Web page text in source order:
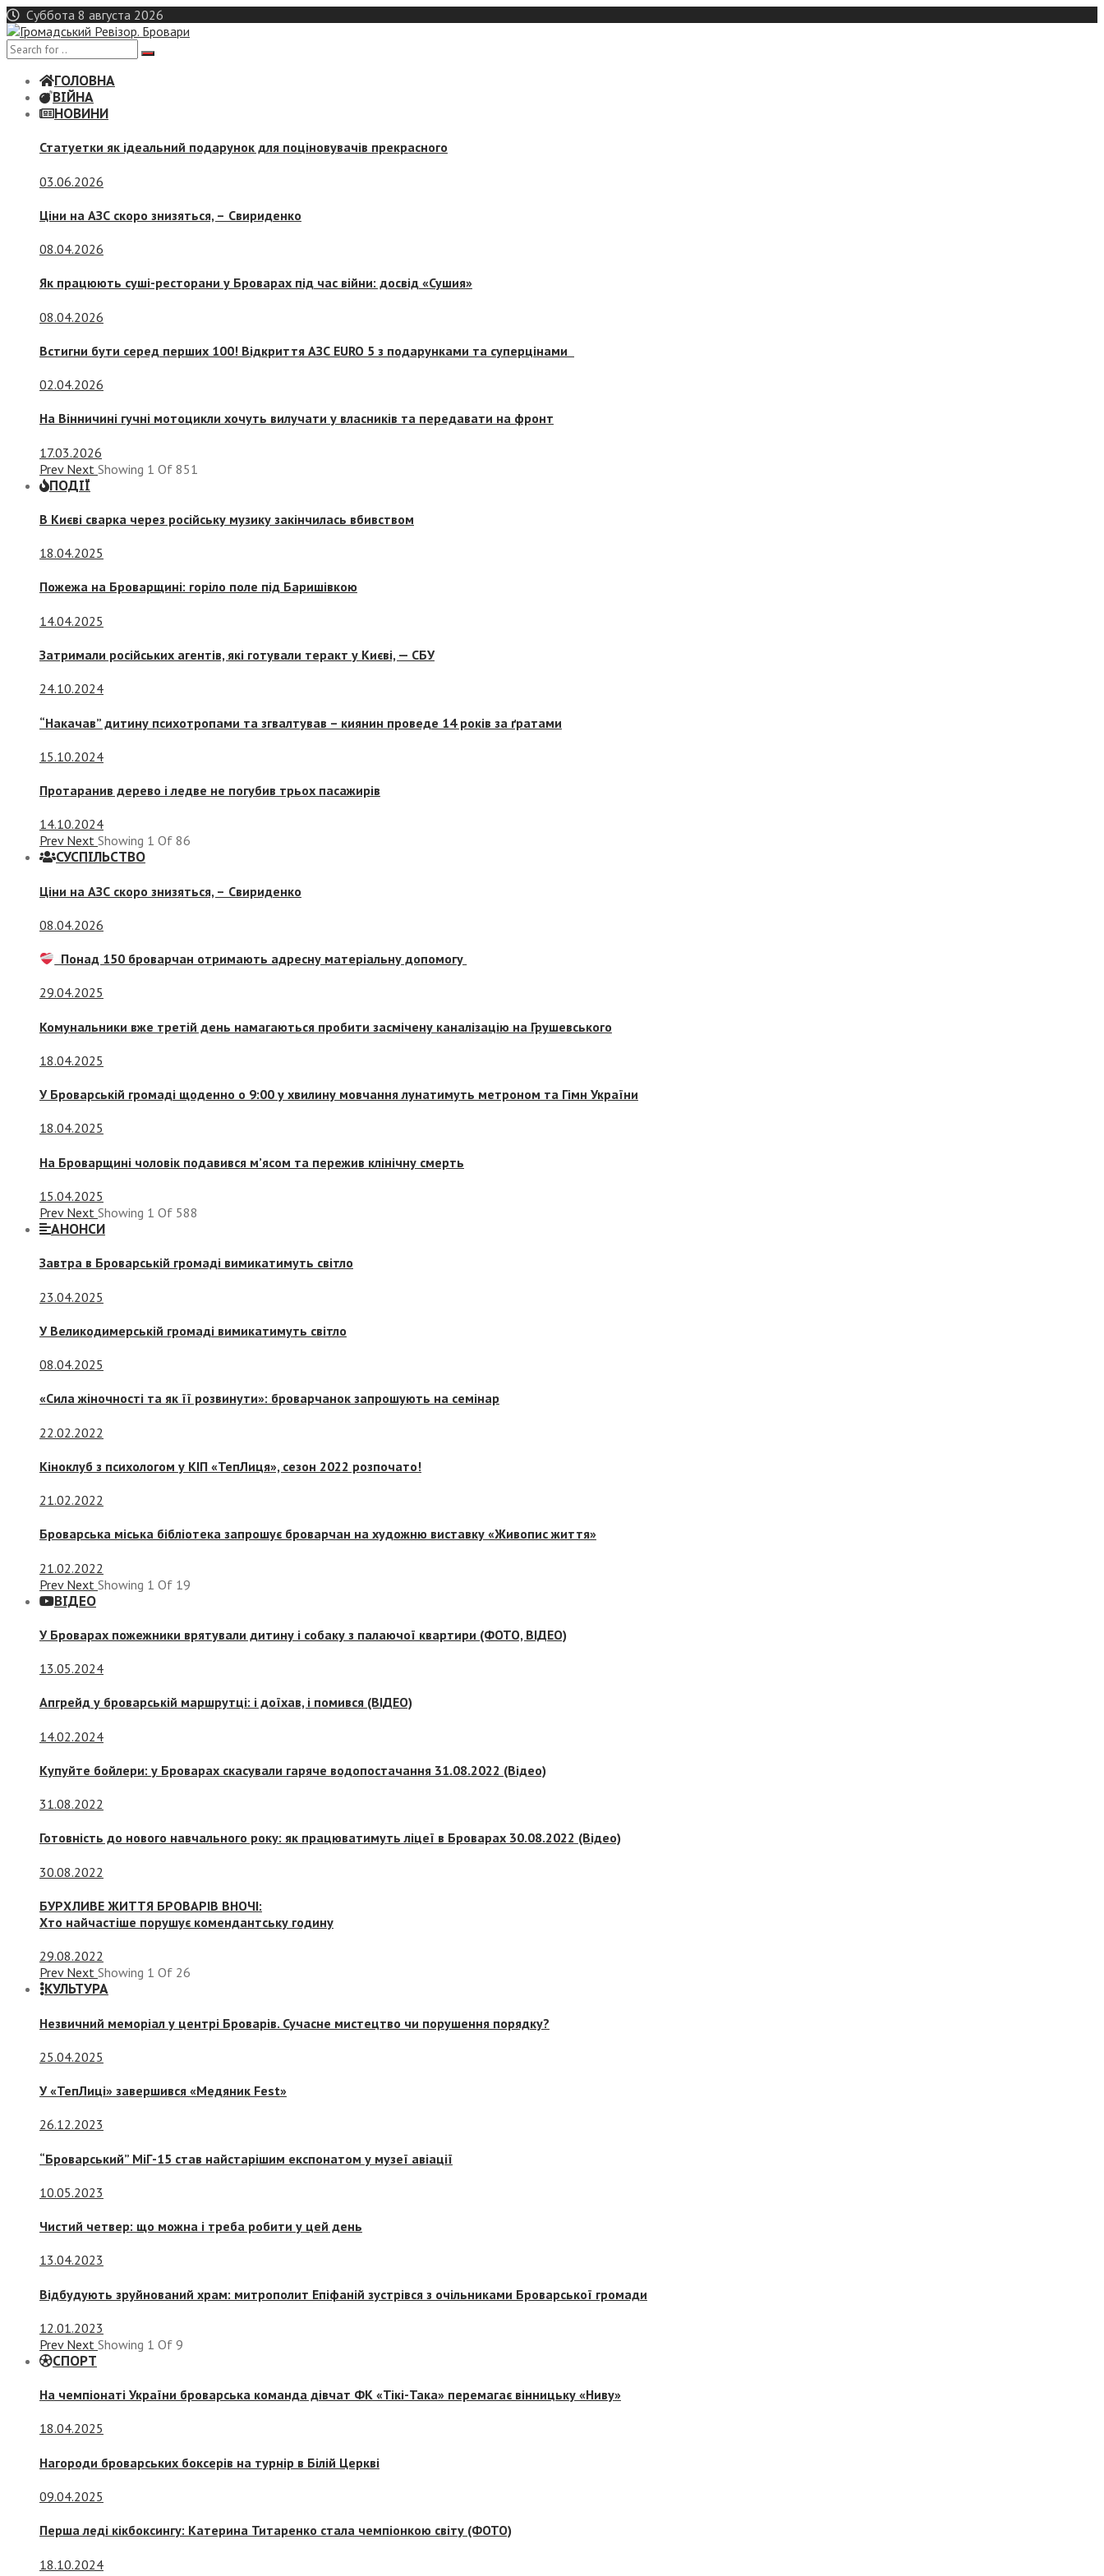
Skip
to
content
Суббота 8 августа 2026
ГОЛОВНА
ВІЙНА
НОВИНИ
Статуетки як ідеальний подарунок для поціновувачів прекрасного
03.06.2026
Ціни на АЗС скоро знизяться, – Свириденко
08.04.2026
Як працюють суші-ресторани у Броварах під час війни: досвід «Сушия»
08.04.2026
Встигни бути серед перших 100! Відкриття АЗС EURO 5 з подарунками та суперцінами
02.04.2026
На Вінничині гучні мотоцикли хочуть вилучати у власників та передавати на фронт
17.03.2026
Prev Next Showing 1 Of 851
ПОДІЇ
В Києві сварка через російську музику закінчилась вбивством
18.04.2025
Пожежа на Броварщині: горіло поле під Баришівкою
14.04.2025
Затримали російських агентів, які готували теракт у Києві, — СБУ
24.10.2024
“Накачав” дитину психотропами та згвалтував – киянин проведе 14 років за ґратами
15.10.2024
Протаранив дерево і ледве не погубив трьох пасажирів
14.10.2024
Prev Next Showing 1 Of 86
СУСПIЛЬСТВО
Ціни на АЗС скоро знизяться, – Свириденко
08.04.2026
Понад 150 броварчан отримають адресну матеріальну допомогу
29.04.2025
Комунальники вже третій день намагаються пробити засмічену каналізацію на Грушевського
18.04.2025
У Броварській громаді щоденно о 9:00 у хвилину мовчання лунатимуть метроном та Гімн України
18.04.2025
На Броварщині чоловік подавився м’ясом та пережив клінічну смерть
15.04.2025
Prev Next Showing 1 Of 588
АНОНСИ
Завтра в Броварській громаді вимикатимуть світло
23.04.2025
У Великодимерській громаді вимикатимуть світло
08.04.2025
«Сила жіночності та як її розвинути»: броварчанок запрошують на семінар
22.02.2022
Кіноклуб з психологом у КІП «ТепЛиця», сезон 2022 розпочато!
21.02.2022
Броварська міська бібліотека запрошує броварчан на художню виставку «Живопис життя»
21.02.2022
Prev Next Showing 1 Of 19
ВІДЕО
У Броварах пожежники врятували дитину і собаку з палаючої квартири (ФОТО, ВІДЕО)
13.05.2024
Апгрейд у броварській маршрутці: і доїхав, і помився (ВІДЕО)
14.02.2024
Купуйте бойлери: у Броварах скасували гаряче водопостачання 31.08.2022 (Відео)
31.08.2022
Готовність до нового навчального року: як працюватимуть ліцеї в Броварах 30.08.2022 (Відео)
30.08.2022
БУРХЛИВЕ ЖИТТЯ БРОВАРІВ ВНОЧІ:
Хто найчастіше порушує комендантську годину
29.08.2022
Prev Next Showing 1 Of 26
КУЛЬТУРА
Незвичний меморіал у центрі Броварів. Сучасне мистецтво чи порушення порядку?
25.04.2025
У «ТепЛиці» завершився «Медяник Fest»
26.12.2023
“Броварський” МіГ-15 став найстарішим експонатом у музеї авіації
10.05.2023
Чистий четвер: що можна і треба робити у цей день
13.04.2023
Відбудують зруйнований храм: митрополит Епіфаній зустрівся з очільниками Броварської громади
12.01.2023
Prev Next Showing 1 Of 9
СПОРТ
На чемпіонаті України броварська команда дівчат ФК «Тікі-Така» перемагає вінницьку «Ниву»
18.04.2025
Нагороди броварських боксерів на турнір в Білій Церкві
09.04.2025
Перша леді кікбоксингу: Катерина Титаренко стала чемпіонкою світу (ФОТО)
18.10.2024